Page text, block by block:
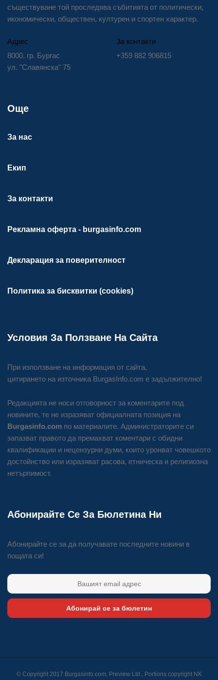
съществуване той проследява събитията от политически,
икономически, обществен, културен и спортен характер.
Адрес
8000, гр. Бургас
ул. "Славянска" 75
За контакти
+359 882 906815
Още
За нас
Екип
За контакти
Рекламна оферта - burgasinfo.com
Декларация за поверителност
Политика за бисквитки (cookies)
Условия За Ползване На Сайта
При използване на информация от сайта,
цитирането на източника BurgasInfo.com е задължително!
Редакцията не носи отговорност за коментарите под
новините, те не изразяват официалната позиция на
Burgasinfo.com по материалите. Администраторите си
запазват правото да премахват коментари с обидни
квалификации и нецензурни думи, които уронват човешкото
достойнство или изразяват расова, етническа и религиозна
нетърпимост.
Абонирайте Се За Бюлетина Ни
Абонирайте се за да получавате последните новини в
пощата си!
Абонирай се за бюлетин
© Copyright 2017 Burgasinfo.com, Preview Ltd., Portions copyright NK